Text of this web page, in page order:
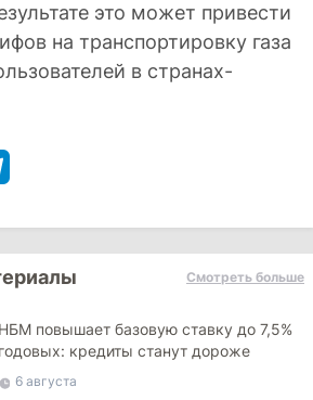
это может привести
на транспортировку газа
в странах-
Смотреть больше
НБМ повышает базовую ставку до 7,5%
годовых: кредиты станут дороже
6 августа